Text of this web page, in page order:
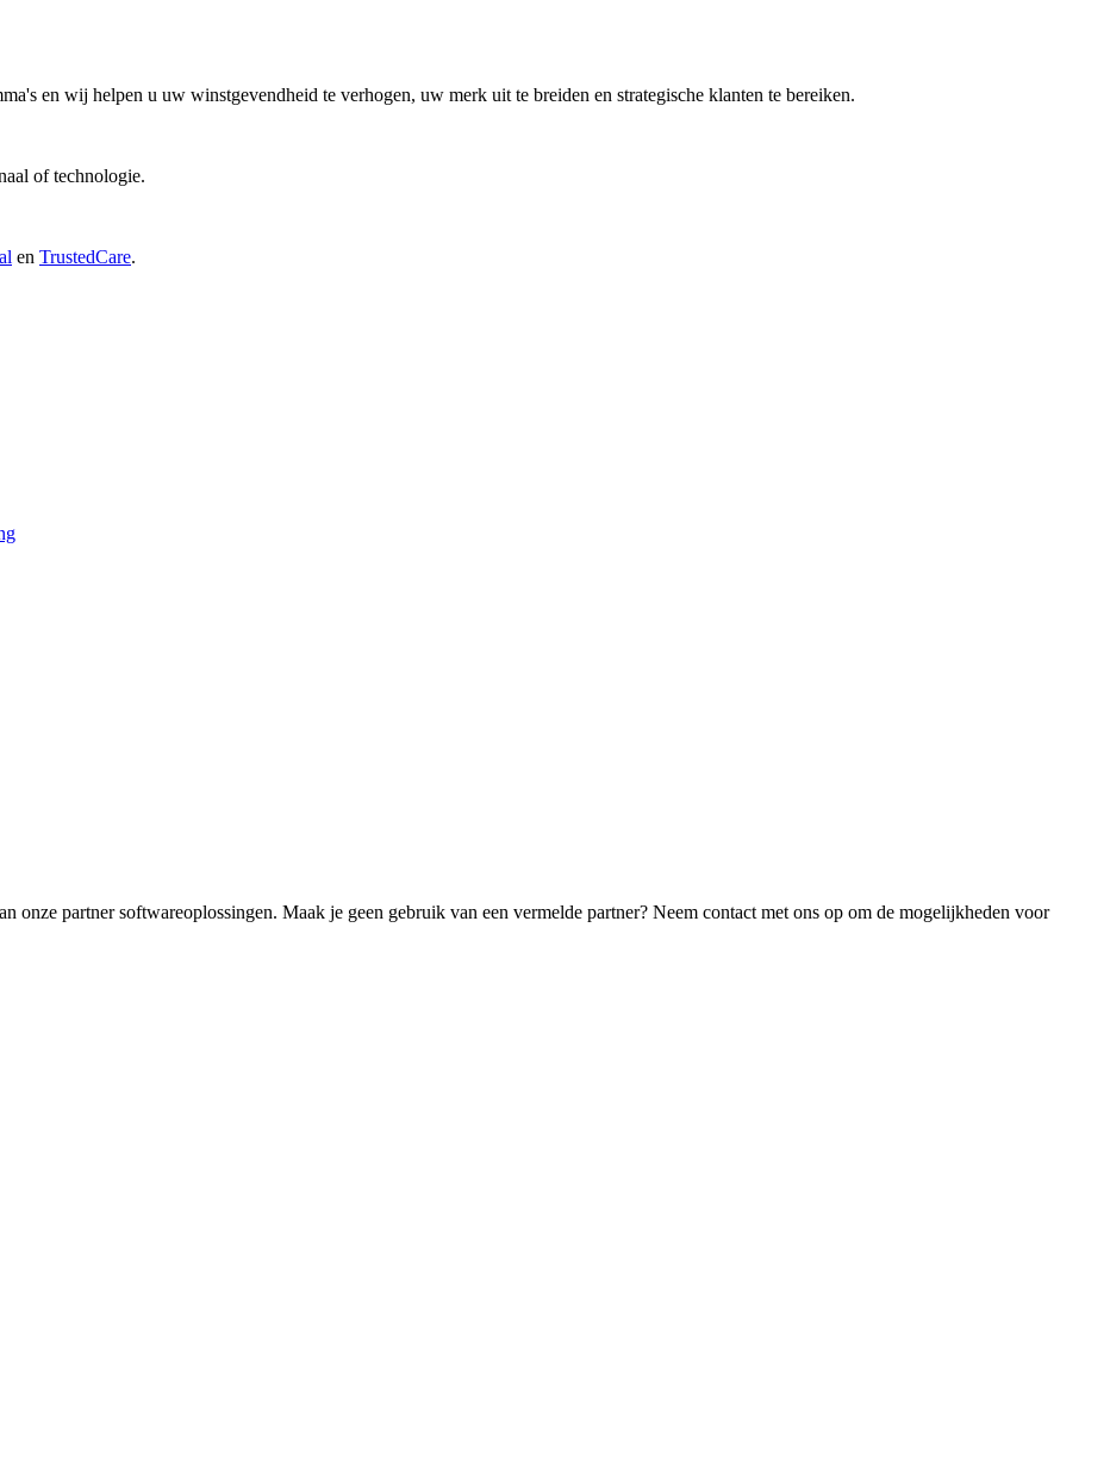
en wij helpen u uw winstgevendheid te verhogen, uw merk uit te breiden en strategische klanten te bereiken.
of technologie.
en TrustedCare.
onze partner softwareoplossingen. Maak je geen gebruik van een vermelde partner? Neem contact met ons op om de mogelijkheden voor